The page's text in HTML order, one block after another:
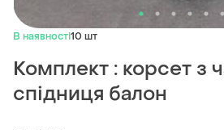
В наявності10 шт
Комплект : корсет з
спідниця балон